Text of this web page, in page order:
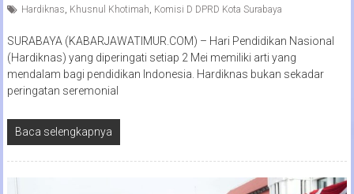
Hardiknas, Khusnul Khotimah, Komisi D DPRD Kota Surabaya
SURABAYA (KABARJAWATIMUR.COM) – Hari Pendidikan Nasional
(Hardiknas) yang diperingati setiap 2 Mei memiliki arti yang
mendalam bagi pendidikan Indonesia. Hardiknas bukan sekadar
peringatan seremonial
Baca selengkapnya